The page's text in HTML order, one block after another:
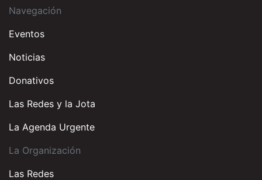
Navegación
Eventos
Noticias
Donativos
Las Redes y la Jota
La Agenda Urgente
La Organización
Las Redes